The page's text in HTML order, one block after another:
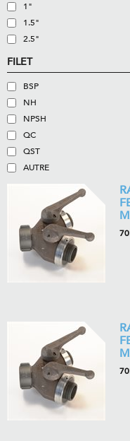
1"
1.5"
2.5"
FILET
BSP
NH
NPSH
QC
QST
AUTRE